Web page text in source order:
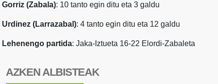
Gorriz (Zabala): 10 tanto egin ditu eta 3 galdu
Urdinez (Larrazabal): 4 tanto egin ditu eta 12 galdu
Lehenengo partida: Jaka-Iztueta 16-22 Elordi-Zabaleta
AZKEN ALBISTEAK